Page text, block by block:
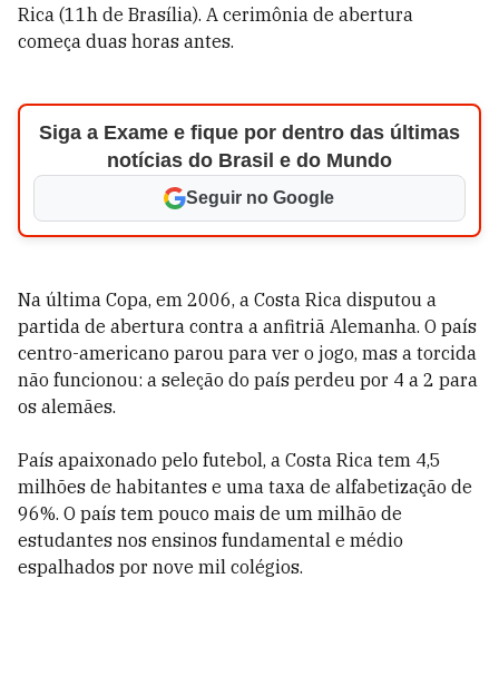
Rica (11h de Brasília). A cerimônia de abertura
começa duas horas antes.
Siga a Exame e fique por dentro das últimas
notícias do Brasil e do Mundo
Seguir no Google
Na última Copa, em 2006, a Costa Rica disputou a
partida de abertura contra a anfitriã Alemanha. O país
centro-americano parou para ver o jogo, mas a torcida
não funcionou: a seleção do país perdeu por 4 a 2 para
os alemães.
País apaixonado pelo futebol, a Costa Rica tem 4,5
milhões de habitantes e uma taxa de alfabetização de
96%. O país tem pouco mais de um milhão de
estudantes nos ensinos fundamental e médio
espalhados por nove mil colégios.